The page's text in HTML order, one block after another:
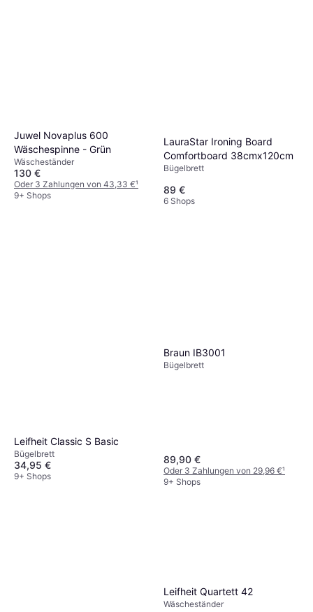
Juwel Novaplus 600
Wäschespinne - Grün
Wäscheständer
130 €
Oder 3 Zahlungen von 43,33 €¹
9+ Shops
LauraStar Ironing Board
Comfortboard 38cmx120cm
Bügelbrett
89 €
6 Shops
Leifheit Classic S Basic
Bügelbrett
34,95 €
9+ Shops
Braun IB3001
Bügelbrett
89,90 €
Oder 3 Zahlungen von 29,96 €¹
9+ Shops
Leifheit Quartett 42
Wäscheständer